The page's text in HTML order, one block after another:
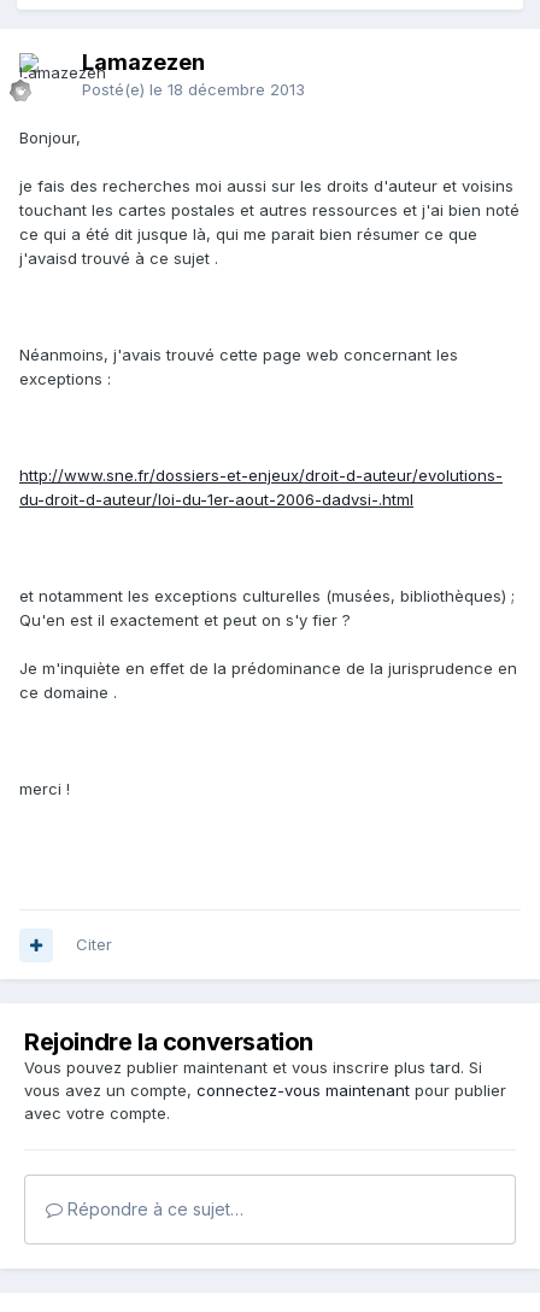
Lamazezen
Posté(e) le 18 décembre 2013
Bonjour,
je fais des recherches moi aussi sur les droits d'auteur et voisins
touchant les cartes postales et autres ressources et j'ai bien noté
ce qui a été dit jusque là, qui me parait bien résumer ce que
j'avaisd trouvé à ce sujet .
Néanmoins, j'avais trouvé cette page web concernant les
exceptions :
http://www.sne.fr/dossiers-et-enjeux/droit-d-auteur/evolutions-
du-droit-d-auteur/loi-du-1er-aout-2006-dadvsi-.html
et notamment les exceptions culturelles (musées, bibliothèques) ;
Qu'en est il exactement et peut on s'y fier ?
Je m'inquiète en effet de la prédominance de la jurisprudence en
ce domaine .
merci !
Citer
Rejoindre la conversation
Vous pouvez publier maintenant et vous inscrire plus tard. Si
vous avez un compte, connectez-vous maintenant pour publier
avec votre compte.
Répondre à ce sujet…